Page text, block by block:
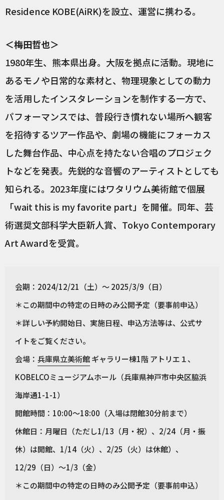
Residence KOBE(AiRK)を設立、運営に携わる。
＜梅田哲也＞
1980年生、熊本県出身。大阪を拠点に活動。現地に
あるモノや日常的な素材と、物理現象としての動力
を活用したインスタレーションを制作する一方で、
パフォーマンスでは、普段行き慣れない場所へ観客
を招待するツアー作品や、劇場の機能にフォーカス
した舞台作品、中心点を持たない合唱のプロジェク
トなどを発表。先鋭的な音響のアーティストとしても
知られる。2023年度にはワタリウム美術館で個展
「wait this is my favorite part」を開催。同年、芸
術選奨文部科学大臣新人賞、Tokyo Contemporary
Art Awardを受賞。
会期：2024/12/21（土）～ 2025/3/9（日）
＊この期間中の特定の日時のみ公開予定（要事前申込）
＊詳しい予約開始日、実施日程、申込方法等は、公式サ
イトをご覧ください。
会場： 兵庫県立美術館ギャラリー棟1階 アトリエ１、
KOBELCOミュージアムホール（兵庫県神戸市中央区脇浜
海岸通1-1-1）
開館時間：10:00〜18:00（入場は閉館30分前まで）
休館日：月曜日（ただし1/13（月・祝）、2/24（月・振
休）は開館、1/14（火）、2/25（火）は休館）、
12/29（日）～1/3（金）
＊この期間中の特定の日時のみ公開予定（要事前申込）